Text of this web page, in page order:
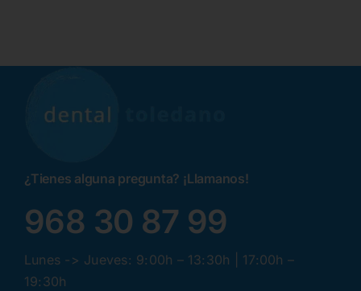
¿Tienes alguna pregunta? ¡Llamanos!
968 30 87 99
Lunes -> Jueves: 9:00h – 13:30h | 17:00h –
19:30h